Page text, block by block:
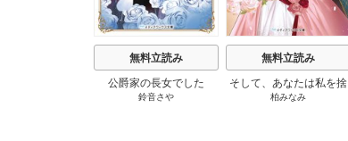
無料立読み
公爵家の長女でした
鈴音さや
無料立読み
そして、あなたは私を捨
てる
柏みなみ